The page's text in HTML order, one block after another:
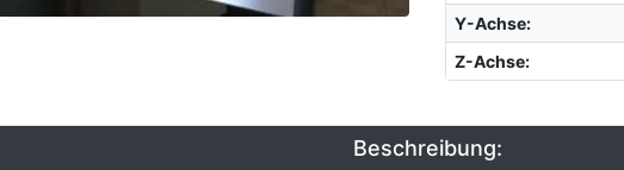
Y-Achse:
Z-Achse:
Beschreibung: